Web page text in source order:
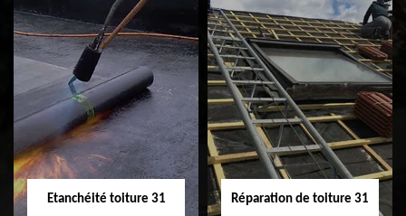
Peinture sur tuile
31
Nettoyage
demoussage de
toiture 31
Etanchéité toiture 31 Réparation de toiture 31